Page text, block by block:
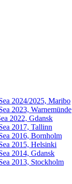
2024/2025, Maribo
2023, Warnemünde
2022, Gdansk
2017, Tallinn
2016, Bornholm
2015, Helsinki
2014, Gdansk
2013, Stockholm